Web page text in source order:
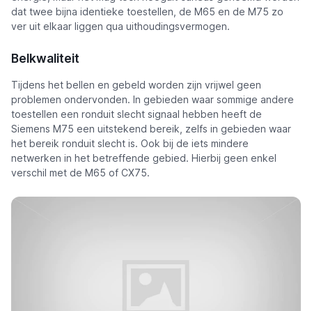
dat twee bijna identieke toestellen, de M65 en de M75 zo
ver uit elkaar liggen qua uithoudingsvermogen.
Belkwaliteit
Tijdens het bellen en gebeld worden zijn vrijwel geen
problemen ondervonden. In gebieden waar sommige andere
toestellen een ronduit slecht signaal hebben heeft de
Siemens M75 een uitstekend bereik, zelfs in gebieden waar
het bereik ronduit slecht is. Ook bij de iets mindere
netwerken in het betreffende gebied. Hierbij geen enkel
verschil met de M65 of CX75.